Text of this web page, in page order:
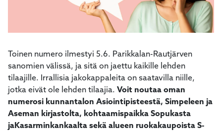
Toinen numero ilmestyi 5.6. Parikkalan-Rautjärven
sanomien välissä, ja sitä on jaettu kaikille lehden
tilaajille. Irrallisia jakokappaleita on saatavilla niille,
jotka eivät ole lehden tilaajia. Voit noutaa oman
numerosi kunnantalon Asiointipisteestä, Simpeleen ja
Aseman kirjastolta, kohtaamispaikka Sopukasta
jaKasarminkankaalta sekä alueen ruokakaupoista S-